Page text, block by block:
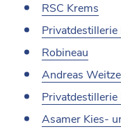
RSC Krems
Robineau
Andreas
Asamer Kies-